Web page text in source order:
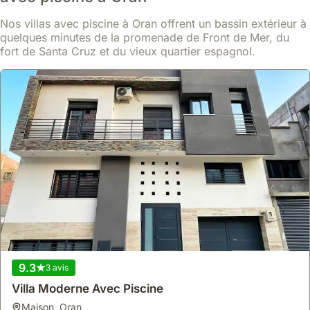
Cette location de villa de 160 m² propose une cuisine équipée, la
climatisation, un jacuzzi et une terrasse privée, accueillant jusqu'à
19 personnes.
En savoir plus
À partir de
Voir
10 1 avis
Nos villas avec piscine à Oran offrent un bassin extérieur à
quelques minutes de la promenade de Front de Mer, du
fort de Santa Cruz et du vieux quartier espagnol.
9.3 3 avis
Villa Moderne Avec Piscine
maison, Oran